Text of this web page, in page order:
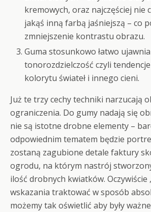
kremowych, oraz najczęściej nie
jakąś inną farbą jaśniejszą – co
zmniejszenie kontrastu obrazu.
Guma stosunkowo łatwo
tonorozdzielczość czyli
kolorytu świateł i innego cieni.
Już te trzy cechy techniki narzucają
ograniczenia. Do gumy nadają się
nie są istotne drobne elementy –
odpowiednim tematem będzie
zostaną zagubione detale faktury
ogrodu, na którym nastrój
ilość drobnych kwiatków.
wskazania traktować w sposób
możemy tak oświetlić aby były